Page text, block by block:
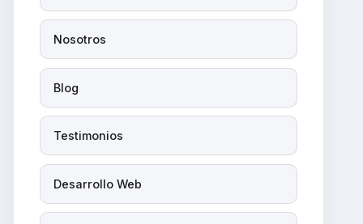
Nosotros
Blog
Testimonios
Desarrollo Web